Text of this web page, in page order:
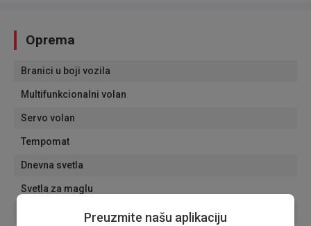
Oprema
Branici u boji vozila
Multifunkcionalni volan
Servo volan
Tempomat
Dnevna svetla
Svetla za maglu
Preuzmite našu aplikaciju